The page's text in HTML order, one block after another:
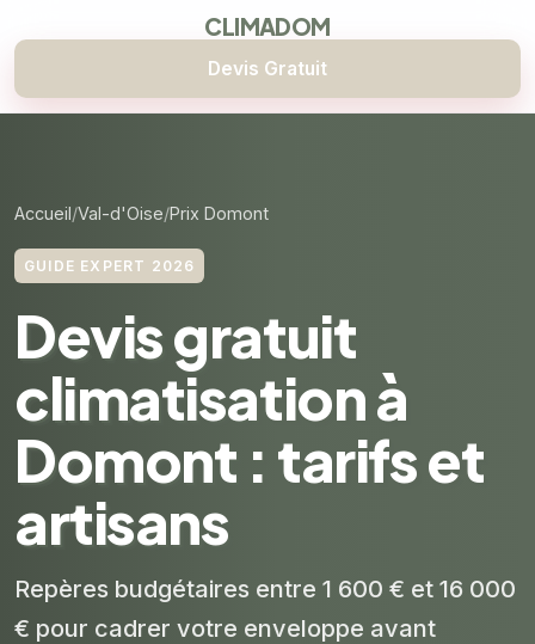
CLIMADOM
Devis Gratuit
Accueil Val-d'Oise Prix Domont
GUIDE EXPERT 2026
Devis gratuit
climatisation à
Domont : tarifs et
artisans
Repères budgétaires entre 1 600 € et 16 000
€ pour cadrer votre enveloppe avant